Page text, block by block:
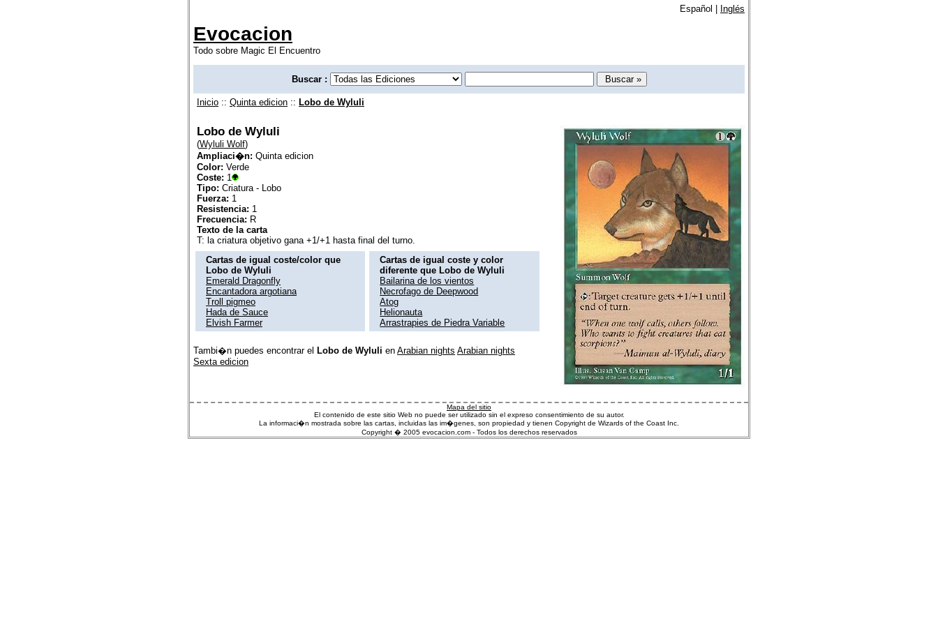
Español | Inglés
Evocacion
Todo sobre Magic El Encuentro
Buscar :
Inicio :: Quinta edicion :: Lobo de Wyluli
Lobo de Wyluli
(Wyluli Wolf)
Ampliaci�n: Quinta edicion
Color: Verde
Coste: 1
Tipo: Criatura - Lobo
Fuerza: 1
Resistencia: 1
Frecuencia: R
Texto de la carta
T: la criatura objetivo gana +1/+1 hasta final del turno.
Cartas de igual coste/color que
Lobo de Wyluli
Emerald Dragonfly
Encantadora argotiana
Troll pigmeo
Hada de Sauce
Elvish Farmer
Cartas de igual coste y color
diferente que Lobo de Wyluli
Bailarina de los vientos
Necrofago de Deepwood
Atog
Helionauta
Arrastrapies de Piedra Variable
Tambi�n puedes encontrar el Lobo de Wyluli en Arabian nights Arabian nights
Sexta edicion
Mapa del sitio
El contenido de este sitio Web no puede ser utilizado sin el expreso consentimiento de su autor.
La informaci�n mostrada sobre las cartas, incluidas las im�genes, son propiedad y tienen Copyright de Wizards of the Coast Inc.
Copyright � 2005 evocacion.com - Todos los derechos reservados